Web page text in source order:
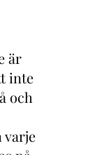
är
inte
och
varje